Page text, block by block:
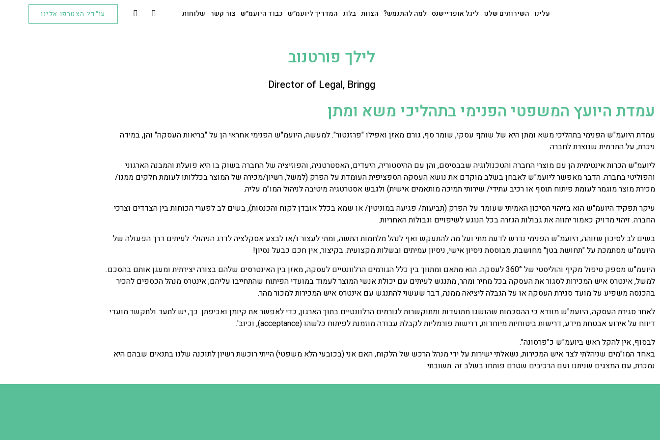
עלינו השירותים שלנו ליגל אופריישנס למה להתגמש? הצוות בלוג המדריך ליועמ״ש כבוד היועמ״ש צור קשר שלוחות עו"ד? הצטרפו אלינו
לילך פורטנוב
Director of Legal, Bringg
עמדת היועץ המשפטי הפנימי בתהליכי משא ומתן
עמדת היועמ"ש הפנימי בתהליכי משא ומתן היא של שותף עסקי, שומר סף, גורם מאזן ואפילו "פרזנטור". למעשה, היועמ"ש הפנימי אחראי הן על "בריאות העסקה" והן, במידה
ניכרת, על התדמית שנוצרת לחברה.
ליועמ"ש הכרות אינטימית הן עם מוצרי החברה והטכנולוגיה שבבסיסם, והן עם ההיסטוריה, היעדים, האסטרטגיה, והפוזיציה של החברה בשוק בו היא פועלת והמבנה הארגוני
והפוליטי בחברה. הדבר מאפשר ליועמ"ש לאבחן בשלב מוקדם את נושא העסקה הספציפית העומדת על הפרק (למשל, רשיון/מכירה של המוצר בכללותו לעומת חלקים ממנו/
מכירת מוצר מוגמר לעומת פיתוח תוסף או רכיב עתידי/ שירותי תמיכה מותאמים אישית) ולגבש אסטרטגיה מיטיבה לניהול המו"מ עליה.
עיקר תפקיד היועמ"ש הוא בזיהוי הסיכון האמיתי שעומד על הפרק (תביעות/ פגיעה במוניטין/ או שמא בכלל אובדן לקוח והכנסות), בשים לב לפערי הכוחות בין הצדדים וצרכי
החברה. זיהוי מדויק כאמור יתווה את גבולות הגזרה בכל הנוגע לשיפויים וגבולות האחריות.
בשים לב לסיכון שזוהה, היועמ"ש הפנימי נדרש לדעת מתי ועל מה להתעקש ואף לנהל מלחמות התשה, ומתי לעצור ו/או לבצע אסקלציה לדרג הניהולי. לעיתים דרך הפעולה של
היועמ"ש מסתמכת על "תחושת בטן" מחושבת, מבוססת ניסיון אישי, ניסיון עמיתים ובשלות מקצועית. בקיצור, אין חכם כבעל נסיון!
היועמ"ש מספק טיפול מקיף והוליסטי של 360° לעסקה. הוא מתאם ומתווך בין כלל הגורמים הרלוונטיים לעסקה, מאזן בין האינטרסים שלהם בצורה יצירתית ומעגן אותם בהסכם.
למשל, אינטרס איש המכירות לסגור את העסקה בכל מחיר ומהר, מתנגש לעיתים עם יכולת אנשי המוצר לעמוד במועדי הפיתוח שהתחייבו עליהם; אינטרס מנהל הכספים להכיר
בהכנסה משפיע על מועד סגירת העסקה או על הגבלה ליציאה ממנה, דבר שעשוי להתנגש עם אינטרס איש המכירות למכור מהר.
לאחר סגירת העסקה, היועמ"ש מוודא כי ההסכמות שהושגו מתועדות ומתוקשרות לגורמים הרלוונטיים בתוך הארגון, כדי לאפשר את קיומן ואכיפתן. כך, יש לתעד ולתקשר מועדי
דיווח על אירוע אבטחת מידע, דרישות ביטוחיות מיוחדות, דרישות פורמליות לקבלת עבודה מוזמנת לפיתוח כלשהו (acceptance), וכיוב'.
לבסוף, אין להקל ראש ביועמ"ש כ"פרסונה".
באחד המו"מים שניהלתי לצד איש המכירות, נשאלתי ישירות על ידי מנהל הרכש של הלקוח, האם אני (בכובעי הלא משפטי) הייתי רוכשת רשיון לתוכנה שלנו בתנאים שבהם היא
נמכרת, עם המצגים שניתנו ועם הרכיבים שטרם פותחו בשלב זה. תשובתי